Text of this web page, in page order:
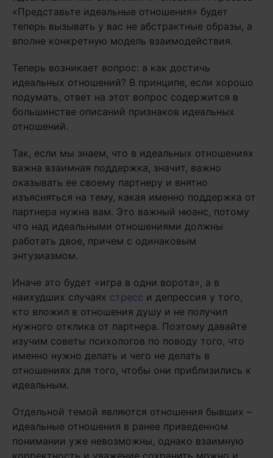
«Представьте идеальные отношения» будет
теперь вызывать у вас не абстрактные образы, а
вполне конкретную модель взаимодействия.
Теперь возникает вопрос: а как достичь
идеальных отношений? В принципе, если хорошо
подумать, ответ на этот вопрос содержится в
большинстве описаний признаков идеальных
отношений.
Так, если мы знаем, что в идеальных отношениях
важна взаимная поддержка, значит, важно
оказывать ее своему партнеру и внятно
изъясняться на тему, какая именно поддержка от
партнера нужна вам. Это важный нюанс, потому
что над идеальными отношениями должны
работать двое, причем с одинаковым
энтузиазмом.
Иначе это будет «игра в одни ворота», а в
наихудших случаях стресс и депрессия у того,
кто вложил в отношения душу и не получил
нужного отклика от партнера. Поэтому давайте
изучим советы психологов по поводу того, что
именно нужно делать и чего не делать в
отношениях для того, чтобы они приблизились к
идеальным.
Отдельной темой являются отношения бывших –
идеальные отношения в ранее приведенном
понимании уже невозможны, однако взаимную
корректность и уважение сохранить можно и